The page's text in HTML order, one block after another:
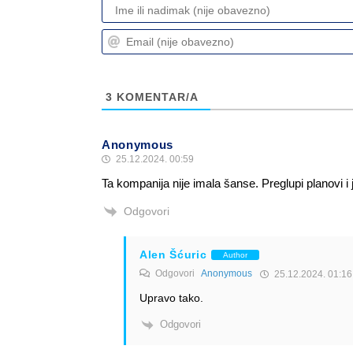
3 KOMENTAR/A
Anonymous
25.12.2024. 00:59
Ta kompanija nije imala šanse. Preglupi planovi i
Odgovori
Alen Šćuric Author
Odgovori Anonymous 25.12.2024. 01:16
Upravo tako.
Odgovori